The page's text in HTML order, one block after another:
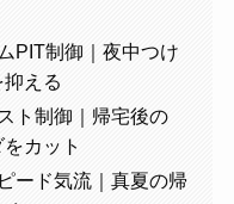
PIT制御｜夜中つけ
える
ト制御｜帰宅後の
カット
ード気流｜真夏の帰